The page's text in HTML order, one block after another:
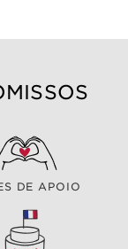
DE APOIO